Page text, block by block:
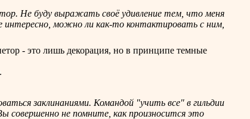
Не буду выражать своё удивление тем, что меня
интересно, можно ли как-то контактировать с ним,
- это лишь декорация, но в принципе темные
заклинаниями. Командой "учить все" в гильдии
совершенно не помните, как произносится это